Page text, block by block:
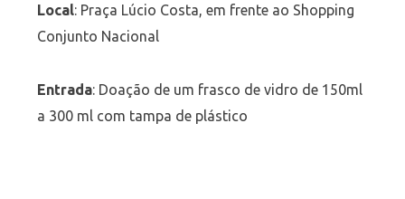
Local: Praça Lúcio Costa, em frente ao Shopping
Conjunto Nacional
Entrada: Doação de um frasco de vidro de 150ml
a 300 ml com tampa de plástico